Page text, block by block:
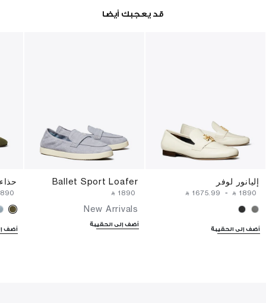
قد يعجبك أيضا
إليانور لوفر
‎ ⃁ ⁦1675.99⁩ ‎ - ‎ ⃁ ⁦1890⁩ ‎
أضف إلى الحقيبة
Ballet Sport Loafer
‎ ⃁ ⁦1890⁩ ‎
New Arrivals
أضف إلى الحقيبة
أضف